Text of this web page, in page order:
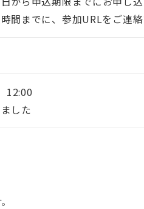
間までに、参加URLをご連
12:00
した